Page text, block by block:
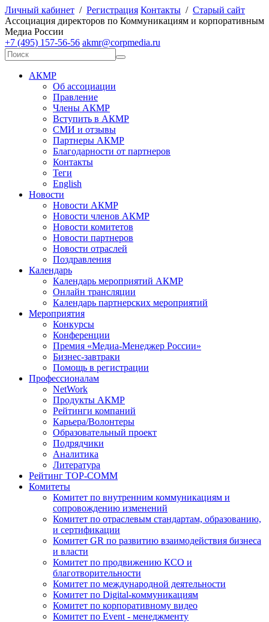
Личный кабинет / Регистрация Контакты / Старый сайт
Ассоциация директоров по Коммуникациям и корпоративным
Медиа России
+7 (495) 157-56-56 akmr@corpmedia.ru
АКМР
Об ассоциации
Правление
Члены АКМР
Вступить в АКМР
СМИ и отзывы
Партнеры АКМР
Благодарности от партнеров
Контакты
Теги
English
Новости
Новости АКМР
Новости членов АКМР
Новости комитетов
Новости партнеров
Новости отраслей
Поздравления
Календарь
Календарь мероприятий АКМР
Онлайн трансляции
Календарь партнерских мероприятий
Мероприятия
Конкурсы
Конференции
Премия «Медиа-Менеджер России»
Бизнес-завтраки
Помощь в регистрации
Профессионалам
NetWork
Продукты АКМР
Рейтинги компаний
Карьера/Волонтеры
Образовательный проект
Подрядчики
Аналитика
Литература
Рейтинг TOP-COMM
Комитеты
Комитет по внутренним коммуникациям и
сопровождению изменений
Комитет по отраслевым стандартам, образованию,
и сертификации
Комитет GR по развитию взаимодействия бизнеса
и власти
Комитет по продвижению КСО и
благотворительности
Комитет по международной деятельности
Комитет по Digital-коммуникациям
Комитет по корпоративному видео
Комитет по Event - менеджменту